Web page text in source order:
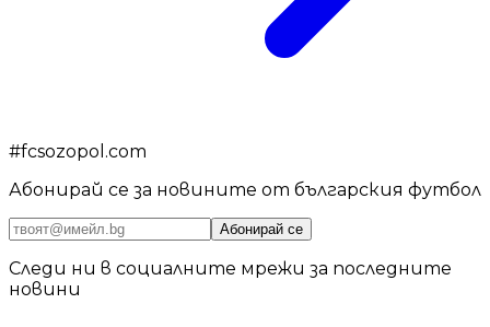
#fcsozopol.com
Абонирай се за новините от българския футбол
Абонирай се
Следи ни в социалните мрежи за последните
новини